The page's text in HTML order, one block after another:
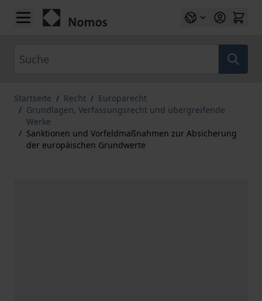
Zum Inhalt springen
Startseite / Recht / Europarecht
/ Grundlagen, Verfassungsrecht und übergreifende
Werke
/ Sanktionen und Vorfeldmaßnahmen zur Absicherung
der europäischen Grundwerte